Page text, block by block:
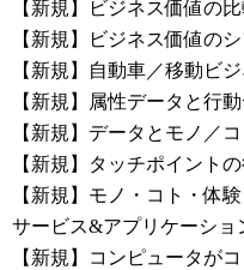
【新規】ビジネス価値の
【新規】ビジネス価値のシ
【新規】自動車／移動ビ
【新規】属性データと行
【新規】データとモノ／
【新規】タッチポイント
【新規】モノ・コト・体験
サービス&アプリケーシ
【新規】コンピュータが